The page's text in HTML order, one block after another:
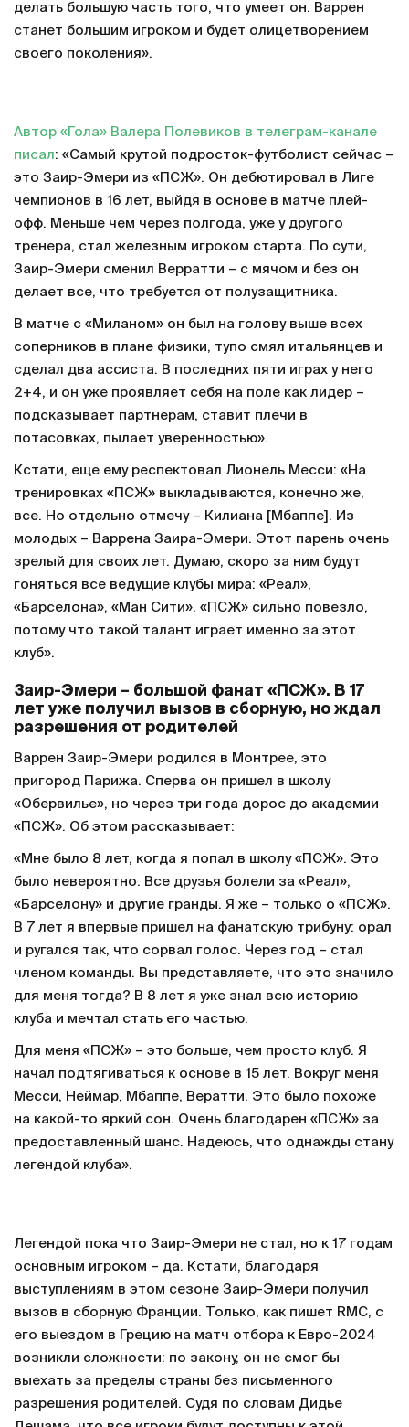
делать большую часть того, что умеет он. Варрен
станет большим игроком и будет олицетворением
своего поколения».
Автор «Гола» Валера Полевиков в телеграм-канале
писал: «Самый крутой подросток-футболист сейчас –
это Заир-Эмери из «ПСЖ». Он дебютировал в Лиге
чемпионов в 16 лет, выйдя в основе в матче плей-
офф. Меньше чем через полгода, уже у другого
тренера, стал железным игроком старта. По сути,
Заир-Эмери сменил Верратти – с мячом и без он
делает все, что требуется от полузащитника.
В матче с «Миланом» он был на голову выше всех
соперников в плане физики, тупо смял итальянцев и
сделал два ассиста. В последних пяти играх у него
2+4, и он уже проявляет себя на поле как лидер –
подсказывает партнерам, ставит плечи в
потасовках, пылает уверенностью».
Кстати, еще ему респектовал Лионель Месси: «На
тренировках «ПСЖ» выкладываются, конечно же,
все. Но отдельно отмечу – Килиана [Мбаппе]. Из
молодых – Варрена Заира-Эмери. Этот парень очень
зрелый для своих лет. Думаю, скоро за ним будут
гоняться все ведущие клубы мира: «Реал»,
«Барселона», «Ман Сити». «ПСЖ» сильно повезло,
потому что такой талант играет именно за этот
клуб».
Заир-Эмери – большой фанат «ПСЖ». В 17
лет уже получил вызов в сборную, но ждал
разрешения от родителей
Варрен Заир-Эмери родился в Монтрее, это
пригород Парижа. Сперва он пришел в школу
«Обервилье», но через три года дорос до академии
«ПСЖ». Об этом рассказывает:
«Мне было 8 лет, когда я попал в школу «ПСЖ». Это
было невероятно. Все друзья болели за «Реал»,
«Барселону» и другие гранды. Я же – только о «ПСЖ».
В 7 лет я впервые пришел на фанатскую трибуну: орал
и ругался так, что сорвал голос. Через год – стал
членом команды. Вы представляете, что это значило
для меня тогда? В 8 лет я уже знал всю историю
клуба и мечтал стать его частью.
Для меня «ПСЖ» – это больше, чем просто клуб. Я
начал подтягиваться к основе в 15 лет. Вокруг меня
Месси, Неймар, Мбаппе, Вератти. Это было похоже
на какой-то яркий сон. Очень благодарен «ПСЖ» за
предоставленный шанс. Надеюсь, что однажды стану
легендой клуба».
Легендой пока что Заир-Эмери не стал, но к 17 годам
основным игроком – да. Кстати, благодаря
выступлениям в этом сезоне Заир-Эмери получил
вызов в сборную Франции. Только, как пишет RMC, с
его выездом в Грецию на матч отбора к Евро-2024
возникли сложности: по закону, он не смог бы
выехать за пределы страны без письменного
разрешения родителей. Судя по словам Дидье